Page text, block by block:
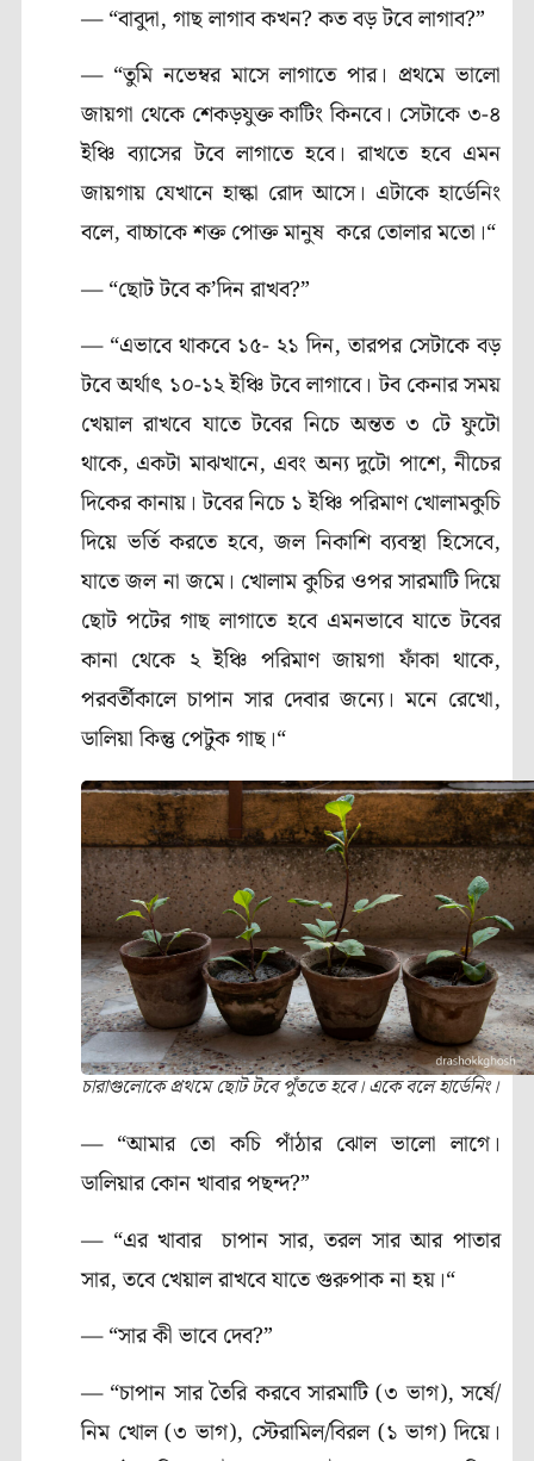
— “বাবুদা, গাছ লাগাব কখন? কত বড় টবে লাগাব?”
— “তুমি নভেম্বর মাসে লাগাতে পার। প্রথমে ভালো
জায়গা থেকে শেকড়যুক্ত কাটিং কিনবে। সেটাকে ৩-৪
ইঞ্চি ব্যাসের টবে লাগাতে হবে। রাখতে হবে এমন
জায়গায় যেখানে হাল্কা রোদ আসে। এটাকে হার্ডেনিং
বলে, বাচ্চাকে শক্ত পোক্ত মানুষ করে তোলার মতো।“
— “ছোট টবে ক’দিন রাখব?”
— “এভাবে থাকবে ১৫- ২১ দিন, তারপর সেটাকে বড়
টবে অর্থাৎ ১০-১২ ইঞ্চি টবে লাগাবে। টব কেনার সময়
খেয়াল রাখবে যাতে টবের নিচে অন্তত ৩ টে ফুটো
থাকে, একটা মাঝখানে, এবং অন্য দুটো পাশে, নীচের
দিকের কানায়। টবের নিচে ১ ইঞ্চি পরিমাণ খোলামকুচি
দিয়ে ভর্তি করতে হবে, জল নিকাশি ব্যবস্থা হিসেবে,
যাতে জল না জমে। খোলাম কুচির ওপর সারমাটি দিয়ে
ছোট পটের গাছ লাগাতে হবে এমনভাবে যাতে টবের
কানা থেকে ২ ইঞ্চি পরিমাণ জায়গা ফাঁকা থাকে,
পরবর্তীকালে চাপান সার দেবার জন্যে। মনে রেখো,
ডালিয়া কিন্তু পেটুক গাছ।“
চারাগুলোকে প্রথমে ছোট টবে পুঁততে হবে। একে বলে হার্ডেনিং।
— “আমার তো কচি পাঁঠার ঝোল ভালো লাগে।
ডালিয়ার কোন খাবার পছন্দ?”
— “এর খাবার চাপান সার, তরল সার আর পাতার
সার, তবে খেয়াল রাখবে যাতে গুরুপাক না হয়।“
— “সার কী ভাবে দেব?”
— “চাপান সার তৈরি করবে সারমাটি (৩ ভাগ), সর্ষে/
নিম খোল (৩ ভাগ), স্টেরামিল/বিরল (১ ভাগ) দিয়ে।